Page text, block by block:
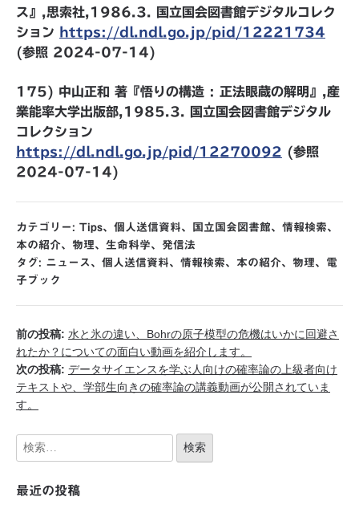
ス』,思索社,1986.3. 国立国会図書館デジタルコレク
ション
https://dl.ndl.go.jp/pid/12221734
(参照 2024-07-14)
175) 中山正和 著『悟りの構造 : 正法眼蔵の解明』,産
業能率大学出版部,1985.3. 国立国会図書館デジタル
コレクション
https://dl.ndl.go.jp/pid/12270092
(参照
2024-07-14)
カテゴリー: Tips、 個人送信資料、 国立国会図書館、 情報検索、
本の紹介、 物理、 生命科学、 発信法
タグ: ニュース 、 個人送信資料、 情報検索、 本の紹介、 物理、 電
子ブック
前の投稿: 水と氷の違い、Bohrの原子模型の危機はいかに回避さ
れたか？についての面白い動画を紹介します。
次の投稿: データサイエンスを学ぶ人向けの確率論の上級者向け
テキストや、学部生向きの確率論の講義動画が公開されていま
す。
最近の投稿